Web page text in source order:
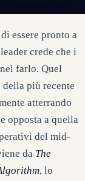
essere pronto a
crede che i
farlo. Quel
più recente
atterrando
opposta a quella
del mid-
da The
, lo